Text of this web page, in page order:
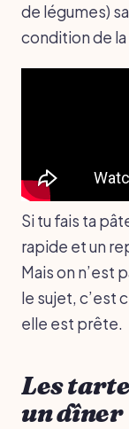
de légumes)
condition de
Si tu fais ta
rapide et un
Mais on n’est
le sujet, c’est
elle est prête.
Les
un dîner